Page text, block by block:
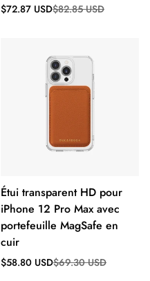
Prix
$72.87 USD
Prix
$82.85 USD
Étui transparent HD pour
iPhone 12 Pro Max avec
portefeuille MagSafe en
cuir
Prix
$58.80 USD
Prix
$69.30 USD